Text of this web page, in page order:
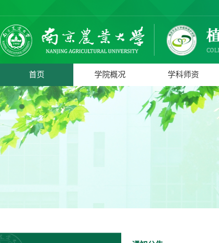
首页 学院概况 学科师资